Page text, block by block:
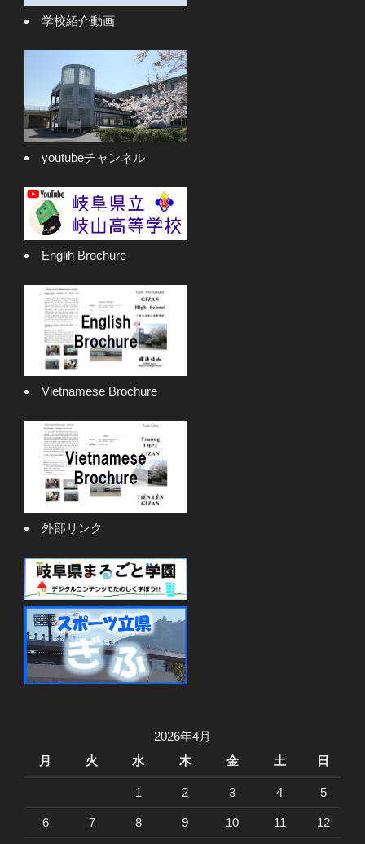
学校紹介動画
youtubeチャンネル
Englih Brochure
Vietnamese Brochure
外部リンク
2026年4月
月
火 水 木 金 土 日
1 2 3 4 5
6 7 8 9 10 11 12